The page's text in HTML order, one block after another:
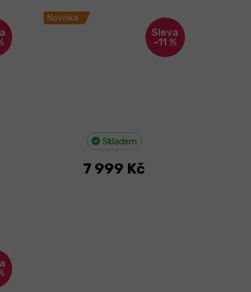
Novinka
–11 %
Skladem
7 999 Kč